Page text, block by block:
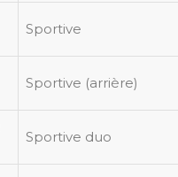
Sportive
Sportive (arrière)
Sportive duo